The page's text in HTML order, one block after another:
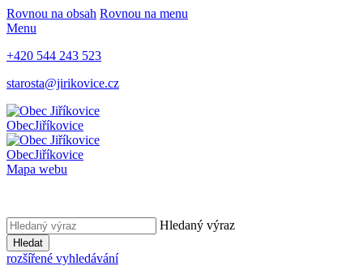
Rovnou na obsah Rovnou na menu
Menu
+420 544 243 523
starosta@jirikovice.cz
ObecJiříkovice
ObecJiříkovice
Mapa webu
Hledaný výraz
Hledat
rozšířené vyhledávání